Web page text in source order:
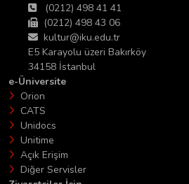
(0212) 498 41 41
(0212) 498 43 06
kultur@iku.edu.tr
E5 Karayolu üzeri Bakırköy
34158 İstanbul
e-Üniversite
Orion
CATS
Unidocs
Unitime
Açık Erişim
Diğer Servisler